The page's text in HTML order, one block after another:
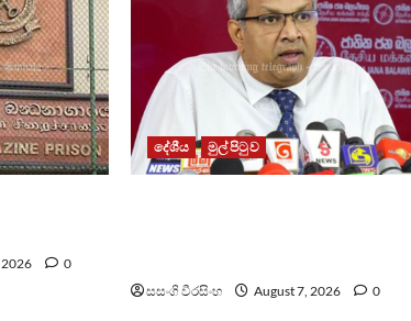
2026 0
දේශීය මුල් පිටුව
සසංගි වීරසිංහ August 7, 2026 0